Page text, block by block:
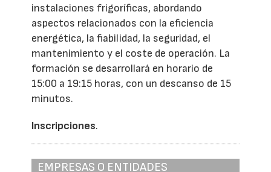
instalaciones frigoríficas, abordando
aspectos relacionados con la eficiencia
energética, la fiabilidad, la seguridad, el
mantenimiento y el coste de operación. La
formación se desarrollará en horario de
15:00 a 19:15 horas, con un descanso de 15
minutos.
Inscripciones.
EMPRESAS O ENTIDADES